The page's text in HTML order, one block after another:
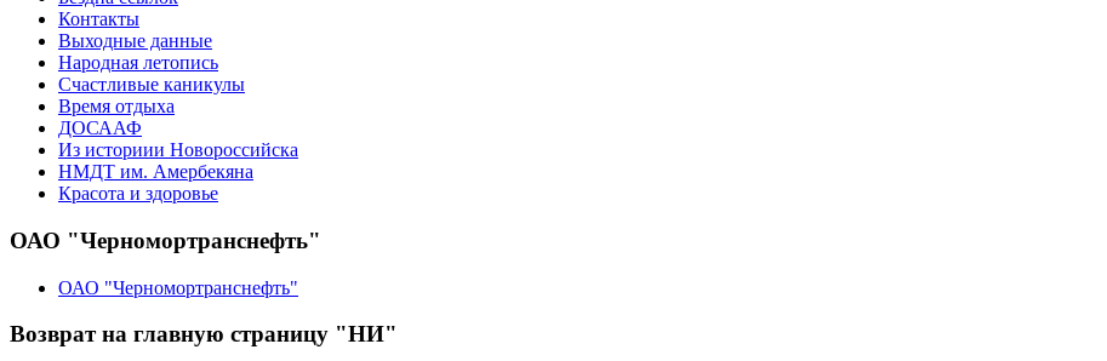
Контакты
Выходные данные
Народная летопись
Счастливые каникулы
Время отдыха
ДОСААФ
Из историии Новороссийска
НМДТ им. Амербекяна
Красота и здоровье
ОАО "Черномортранснефть"
ОАО "Черномортранснефть"
Возврат на главную страницу "НИ"